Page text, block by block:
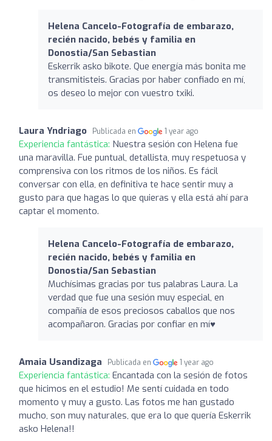
Helena Cancelo-Fotografía de embarazo,
recién nacido, bebés y familia en
Donostia/San Sebastian
Eskerrik asko bikote. Que energía más bonita me
transmitisteis. Gracias por haber confiado en mí,
os deseo lo mejor con vuestro txiki.
Laura Yndriago Publicada en 1 year ago
Experiencia fantástica: Nuestra sesión con Helena fue
una maravilla. Fue puntual, detallista, muy respetuosa y
comprensiva con los ritmos de los niños. Es fácil
conversar con ella, en definitiva te hace sentir muy a
gusto para que hagas lo que quieras y ella está ahí para
captar el momento.
Helena Cancelo-Fotografía de embarazo,
recién nacido, bebés y familia en
Donostia/San Sebastian
Muchísimas gracias por tus palabras Laura. La
verdad que fue una sesión muy especial, en
compañía de esos preciosos caballos que nos
acompañaron. Gracias por confiar en mí♥️
Amaia Usandizaga Publicada en 1 year ago
Experiencia fantástica: Encantada con la sesión de fotos
que hicimos en el estudio! Me sentí cuidada en todo
momento y muy a gusto. Las fotos me han gustado
mucho, son muy naturales, que era lo que quería Eskerrik
asko Helena!!